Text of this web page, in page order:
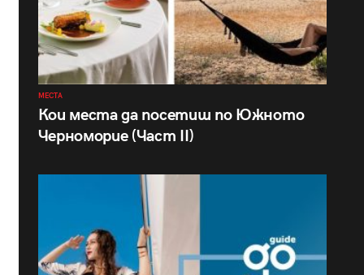
МЕСТА
Кои места да посетиш по Южното
Черноморие (Част II)